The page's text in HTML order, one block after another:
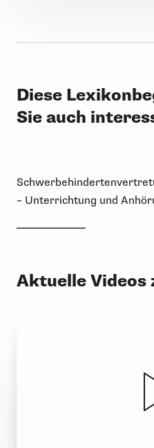
Diese
Sie auch
– Unterrichtung und
Aktuelle Videos